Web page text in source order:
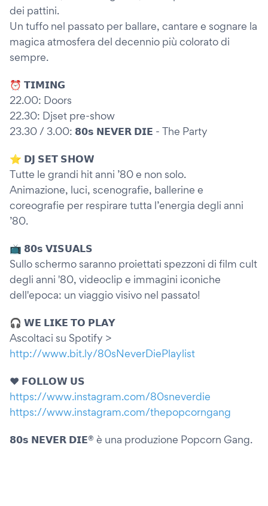
dei pattini.
Un tuffo nel passato per ballare, cantare e sognare la
magica atmosfera del decennio più colorato di
sempre.
⏰ 𝗧𝗜𝗠𝗜𝗡𝗚
22.00: Doors
22.30: Djset pre-show
23.30 / 3.00: 𝟴𝟬𝘀 𝗡𝗘𝗩𝗘𝗥 𝗗𝗜𝗘 - The Party
⭐️ 𝗗𝗝 𝗦𝗘𝗧 𝗦𝗛𝗢𝗪
Tutte le grandi hit anni ’80 e non solo.
Animazione, luci, scenografie, ballerine e
coreografie per respirare tutta l’energia degli anni
’80.
📺 𝟴𝟬𝘀 𝗩𝗜𝗦𝗨𝗔𝗟𝗦
Sullo schermo saranno proiettati spezzoni di film cult
degli anni '80, videoclip e immagini iconiche
dell'epoca: un viaggio visivo nel passato!
🎧 𝗪𝗘 𝗟𝗜𝗞𝗘 𝗧𝗢 𝗣𝗟𝗔𝗬
Ascoltaci su Spotify >
http://www.bit.ly/80sNeverDiePlaylist
❤️ 𝗙𝗢𝗟𝗟𝗢𝗪 𝗨𝗦
https://www.instagram.com/80sneverdie
https://www.instagram.com/thepopcorngang
𝟴𝟬𝘀 𝗡𝗘𝗩𝗘𝗥 𝗗𝗜𝗘® è una produzione Popcorn Gang.